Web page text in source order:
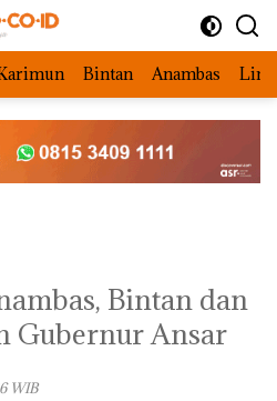
Bintan Anambas
Bintan dan
Gubernur Ansar
WIB